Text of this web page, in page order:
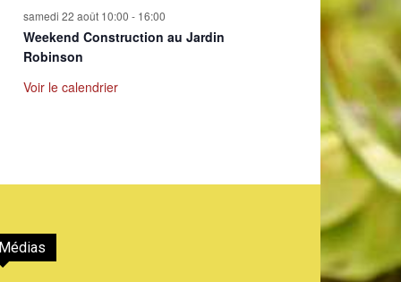
samedi 22 août 10:00 - 16:00
Weekend Construction au Jardin
Robinson
Voir le calendrier
Médias